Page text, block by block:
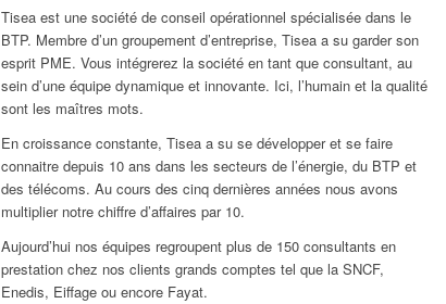
Tisea est une société de conseil opérationnel spécialisée dans le
BTP. Membre d’un groupement d’entreprise, Tisea a su garder son
esprit PME. Vous intégrerez la société en tant que consultant, au
sein d’une équipe dynamique et innovante. Ici, l’humain et la qualité
sont les maîtres mots.
En croissance constante, Tisea a su se développer et se faire
connaitre depuis 10 ans dans les secteurs de l’énergie, du BTP et
des télécoms. Au cours des cinq dernières années nous avons
multiplier notre chiffre d’affaires par 10.
Aujourd’hui nos équipes regroupent plus de 150 consultants en
prestation chez nos clients grands comptes tel que la SNCF,
Enedis, Eiffage ou encore Fayat.